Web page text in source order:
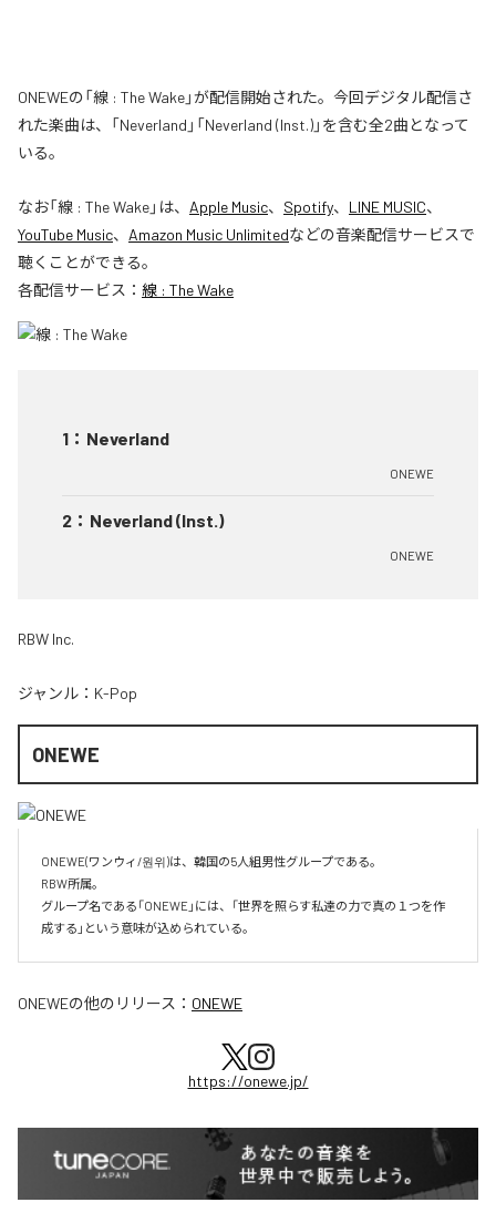
ONEWEの「線 : The Wake」が配信開始された。今回デジタル配信さ
れた楽曲は、「Neverland」「Neverland (Inst.)」を含む全2曲となって
いる。
なお「線 : The Wake」は、 Apple Music、 Spotify、 LINE MUSIC、
YouTube Music、 Amazon Music Unlimitedなどの音楽配信サービスで
聴くことができる。
各配信サービス： 線 : The Wake
1 ： Neverland
ONEWE
2 ： Neverland (Inst.)
ONEWE
RBW Inc.
ジャンル： K-Pop
ONEWE
ONEWE(ワンウィ/원위)は、韓国の5人組男性グループである。
RBW所属。
グループ名である「ONEWE」には、「世界を照らす私達の力で真の１つを作
成する」という意味が込められている。
ONEWEの他のリリース： ONEWE
https://onewe.jp/